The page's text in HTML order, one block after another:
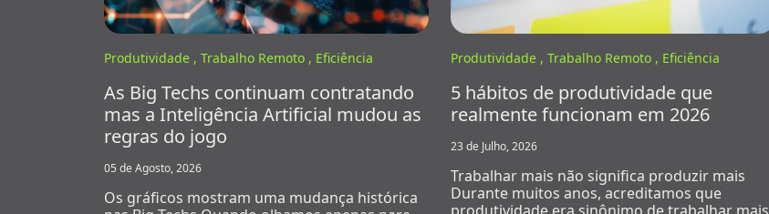
Produtividade , Trabalho Remoto , Eficiência
As Big Techs continuam contratando
mas a Inteligência Artificial mudou as
regras do jogo
05 de Agosto, 2026
Os gráficos mostram uma mudança histórica
Produtividade , Trabalho Remoto , Eficiência
5 hábitos de produtividade que
realmente funcionam em 2026
23 de Julho, 2026
Trabalhar mais não significa produzir mais
Durante muitos anos, acreditamos que